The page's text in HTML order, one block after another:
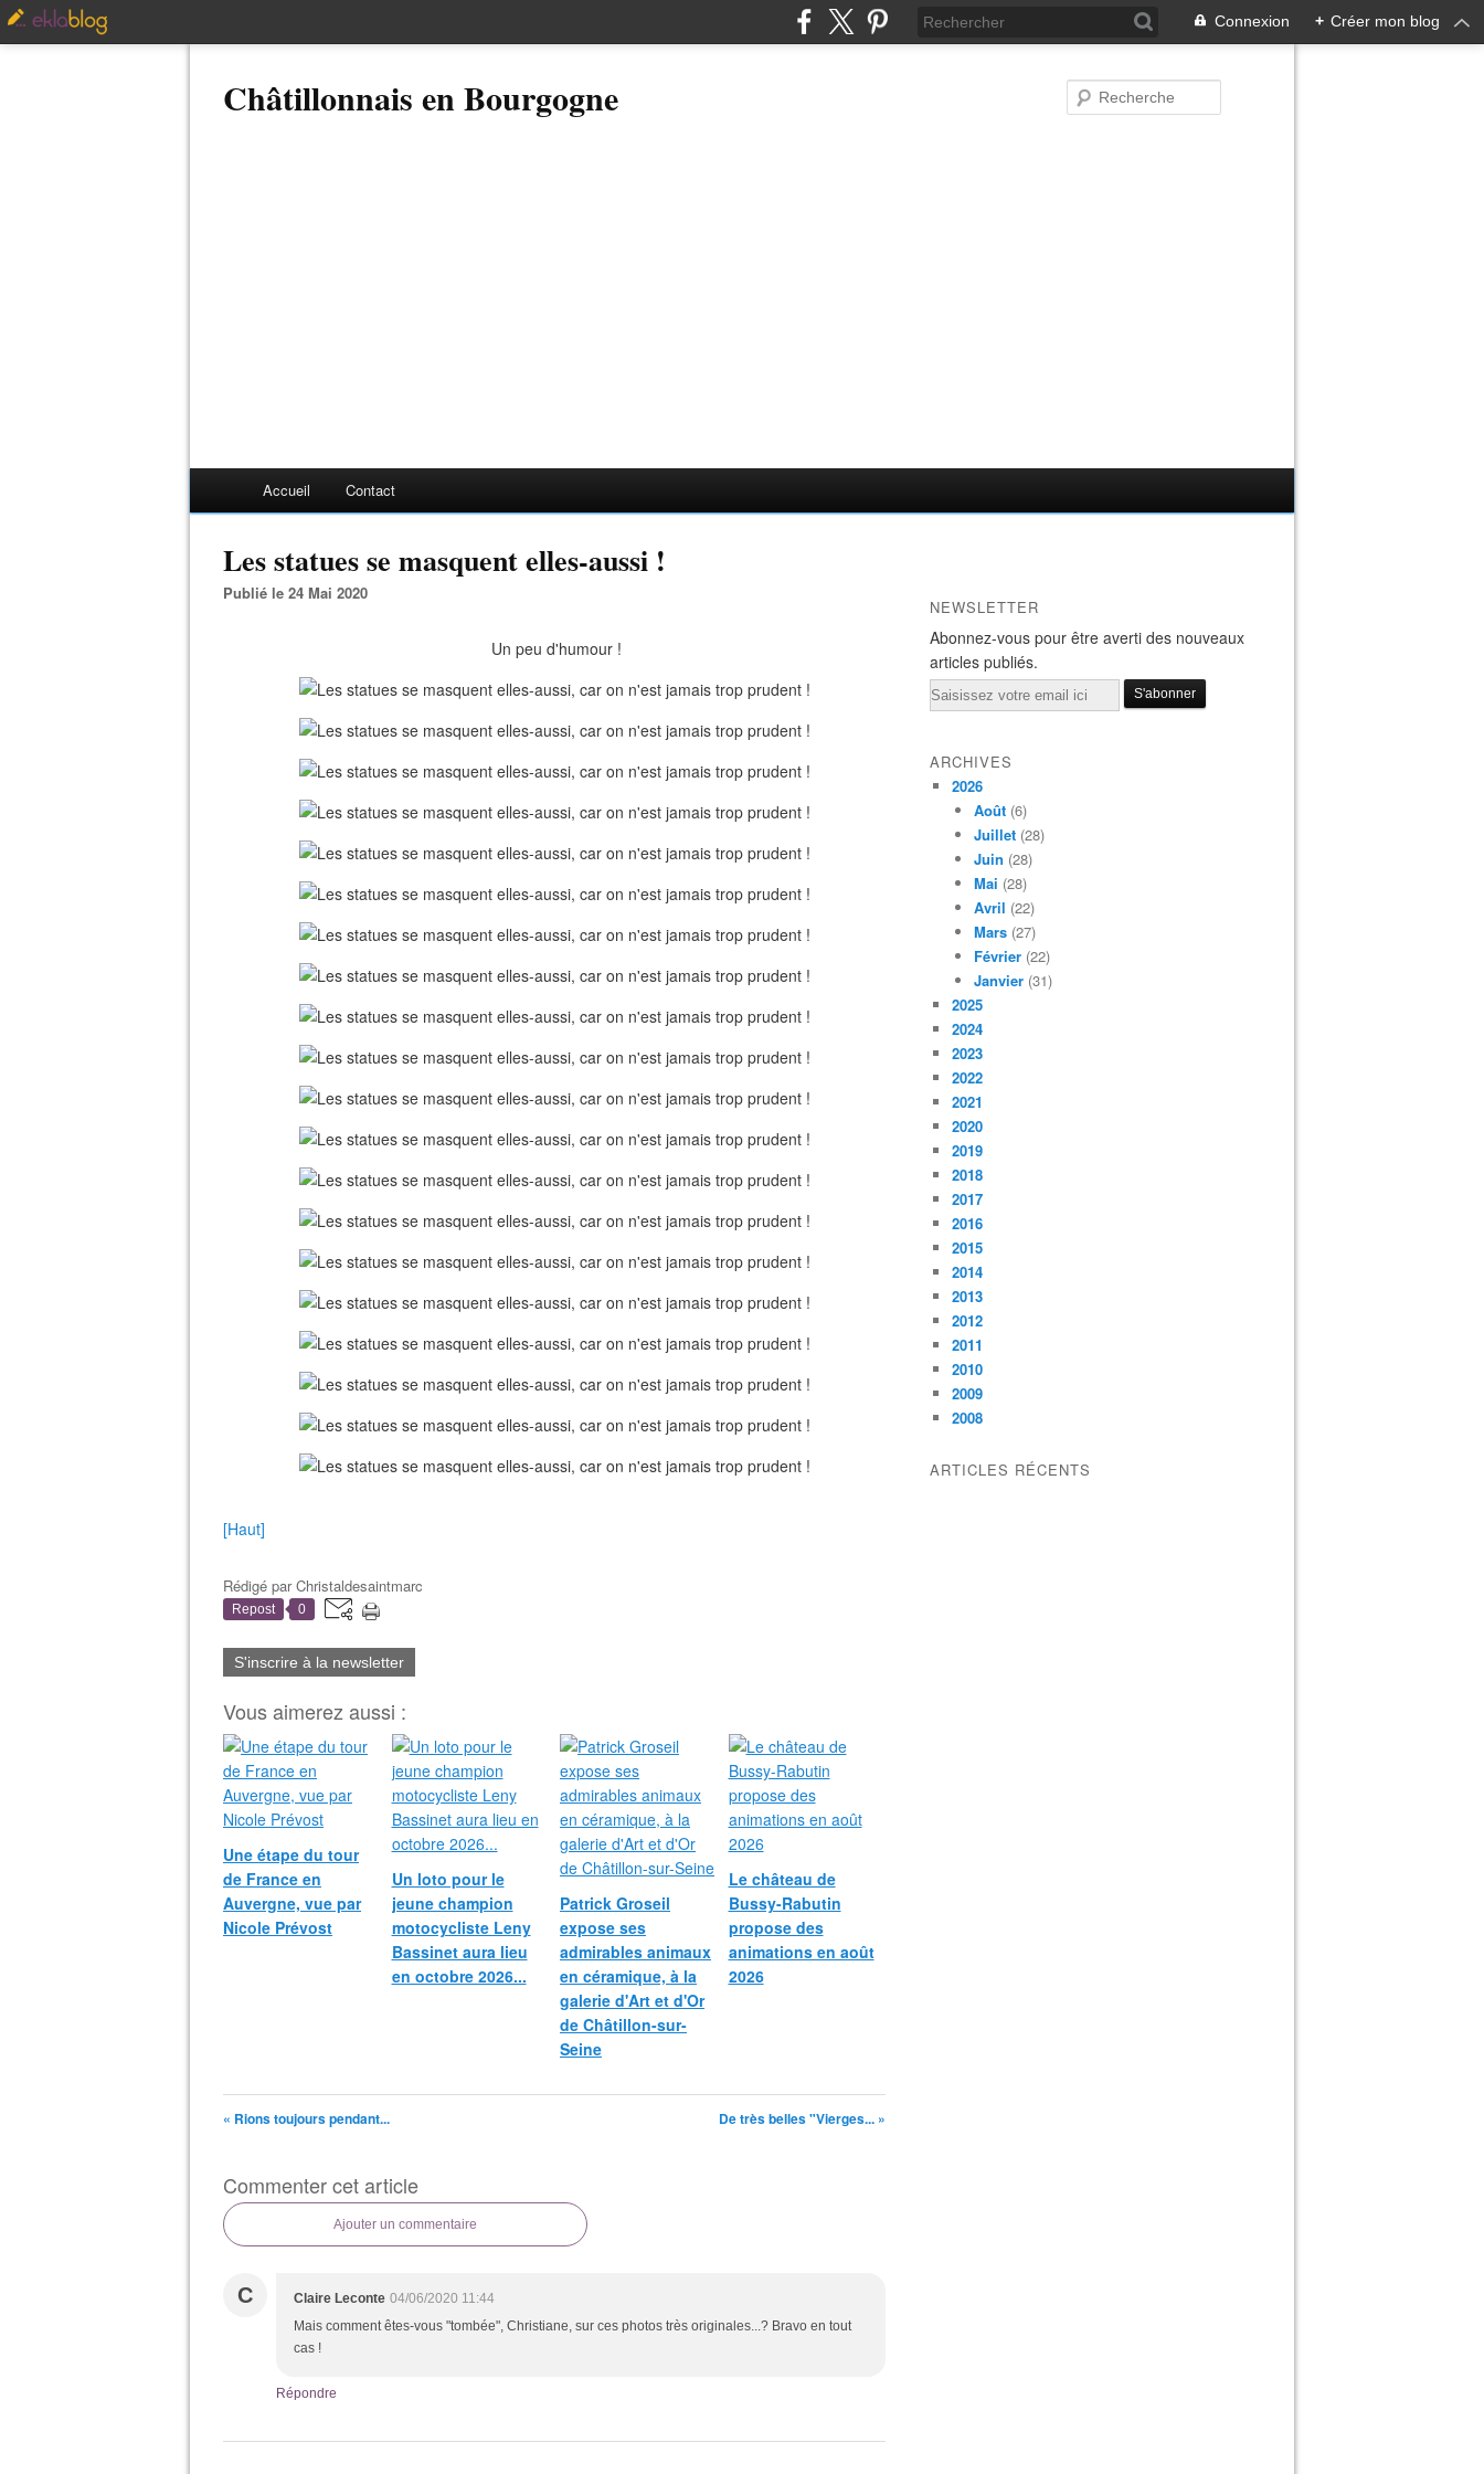
Connexion + Créer mon blog
Châtillonnais en Bourgogne
Accueil Contact
Les statues se masquent elles-aussi !
Publié le 24 Mai 2020
Un peu d'humour !
[Haut]
Rédigé parChristaldesaintmarc
Repost 0
S'inscrire à la newsletter
Vous aimerez aussi :
Une étape du tour
de France en
Auvergne, vue par
Nicole Prévost
Un loto pour le
jeune champion
motocycliste Leny
Bassinet aura lieu
en octobre 2026...
Patrick Groseil
expose ses
admirables animaux
en céramique, à la
galerie d'Art et d'Or
de Châtillon-sur-
Seine
Le château de
Bussy-Rabutin
propose des
animations en août
2026
« Rions toujours pendant... De très belles "Vierges... »
Commenter cet article
Ajouter un commentaire
C Claire Leconte 04/06/2020 11:44
Mais comment êtes-vous "tombée", Christiane, sur ces photos très originales...? Bravo en tout
cas !
Répondre
NEWSLETTER
Abonnez-vous pour être averti des nouveaux
articles publiés.
Email
ARCHIVES
2026
Août (6)
Juillet (28)
Juin (28)
Mai (28)
Avril (22)
Mars (27)
Février (22)
Janvier (31)
2025
2024
2023
2022
2021
2020
2019
2018
2017
2016
2015
2014
2013
2012
2011
2010
2009
2008
ARTICLES RÉCENTS